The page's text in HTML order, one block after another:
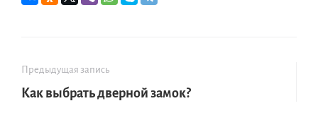
Предыдущая запись
Как выбрать дверной замок?